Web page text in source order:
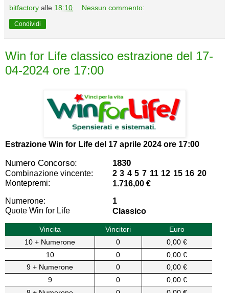
bitfactory alle 18:10 Nessun commento:
Condividi
Win for Life classico estrazione del 17-
04-2024 ore 17:00
Estrazione Win for Life del 17 aprile 2024 ore 17:00
Numero Concorso: 1830
Combinazione vincente:
2 3 4 5 7 11 12 15 16 20
Montepremi:
1.716,00 €
Numerone:
1
Quote Win for Life
Classico
Vincita Vincitori
Euro
10 + Numerone
0
0,00 €
10
0
0,00 €
9 + Numerone
0
0,00 €
9
0
0,00 €